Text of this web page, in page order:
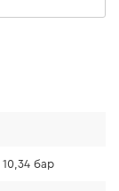
(здатний
бар